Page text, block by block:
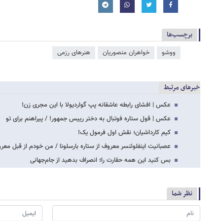
برچسب‌ها
ووشو خواهران منصوریان هنرهای رزمی
خبرهای مرتبط
عکس | افشای رابطه عاشقانه پپ گواردیولا با این مجری زن!
عکس | قول ستاره فوتبال به دختر رییس جمهور! / پیراهنم برای تو
کیم کارداشیان؛ نقش اول فرمول یک!
عصبانیت اینفلوئنسر معروف از ستاره بارسلونا / من خودم از قبل
بس کنید این همه حقارت را؛ انصراف بدهید از جام‌جهانی
نظر شما